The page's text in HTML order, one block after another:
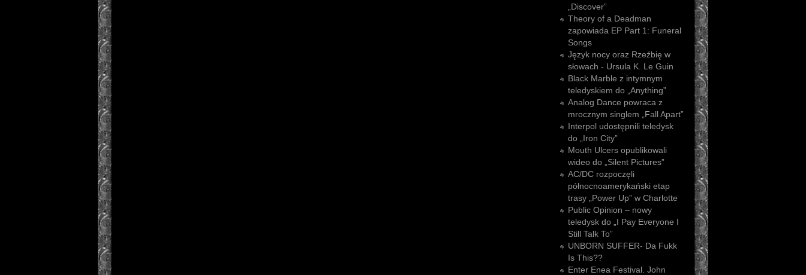
„Discover”
Theory of a Deadman
zapowiada EP Part 1: Funeral
Songs
Język nocy oraz Rzeźbię w
słowach - Ursula K. Le Guin
Black Marble z intymnym
teledyskiem do „Anything”
Analog Dance powraca z
mrocznym singlem „Fall Apart”
Interpol udostępnili teledysk
do „Iron City”
Mouth Ulcers opublikowali
wideo do „Silent Pictures”
AC/DC rozpoczęli
północnoamerykański etap
trasy „Power Up” w Charlotte
Public Opinion – nowy
teledysk do „I Pay Everyone I
Still Talk To”
UNBORN SUFFER- Da Fukk
Is This??
Enter Enea Festival. John